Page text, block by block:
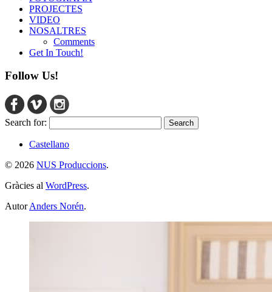
PROJECTES
VIDEO
NOSALTRES
Comments
Get In Touch!
Follow Us!
Search for:
Castellano
© 2026 NUS Produccions.
Gràcies al WordPress.
AutorAnders Norén.